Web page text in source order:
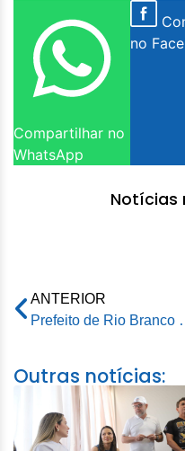
Compartilhar no
WhatsApp
no
Notícias
ANTERIOR
Prefeito de Rio Branco
Outras notícias: